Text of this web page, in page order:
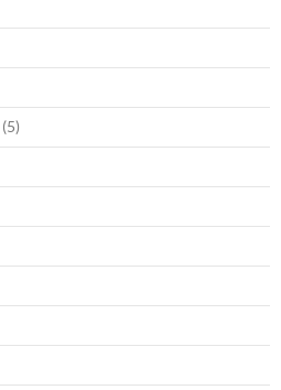
(5)